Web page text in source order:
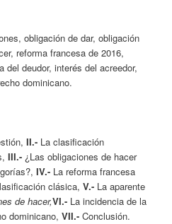
obligación de dar, obligación
reforma francesa de 2016,
deudor, interés del acreedor,
dominicano.
II.- La clasificación
III.- ¿Las obligaciones de hacer
IV.- La reforma francesa
clásica, V.- La aparente
de hacer,VI.- La incidencia de la
dominicano, VII.-Conclusión.